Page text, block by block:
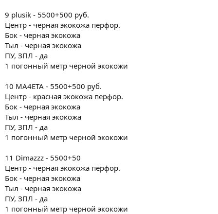
9 plusik - 5500+500 руб.
Центр - черная экокожа перфор.
Бок - черная экокожа
Тыл - черная экокожа
ПУ, ЗПЛ - да
1 погонный метр черной экокожи
10 MA4ETA - 5500+500 руб.
Центр - красная экокожа перфор.
Бок - черная экокожа
Тыл - черная экокожа
ПУ, ЗПЛ - да
1 погонный метр черной экокожи
11 Dimazzz - 5500+50
Центр - черная экокожа перфор.
Бок - черная экокожа
Тыл - черная экокожа
ПУ, ЗПЛ - да
1 погонный метр черной экокожи